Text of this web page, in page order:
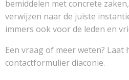
bemiddelen met concrete
verwijzen naar de juiste
immers ook voor de leden en
Een vraag of meer weten? Laat
contactformulier diaconie.